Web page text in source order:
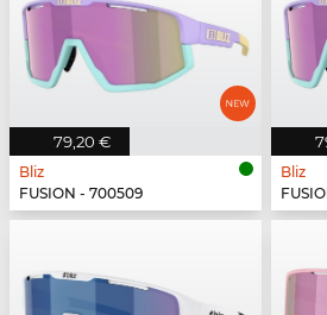
79,20 €
Bliz
FUSION - 700509
Bliz